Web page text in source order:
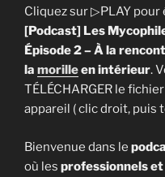
Cliquez sur ▷PLAY pour
[Podcast] Les
Épisode 2 – À la
la morilleen intérieur.
TÉLÉCHARGER le
appareil ( clic droit, puis
Bienvenue dans le
où les professionnels